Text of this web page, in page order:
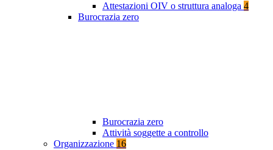
Attestazioni OIV o struttura analoga 4
Burocrazia zero
Burocrazia zero
Attività soggette a controllo
Organizzazione 16